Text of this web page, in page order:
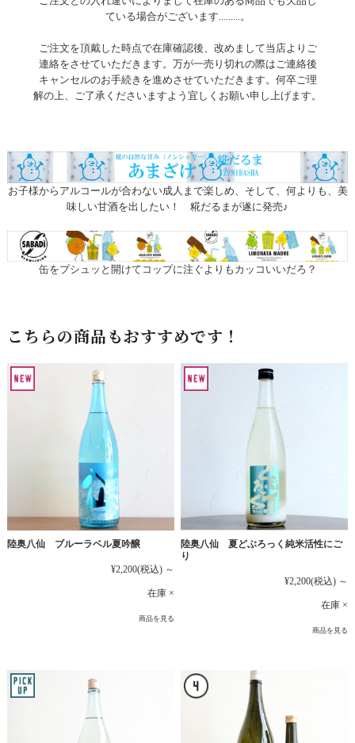
ている場合がございます.........。
ご注文を頂戴した時点で在庫確認後、改めまして当店よりご
連絡をさせていただきます。万が一売り切れの際はご連絡後
キャンセルのお手続きを進めさせていただきます。何卒ご理
解の上、ご了承くださいますよう宜しくお願い申し上げます。
お子様からアルコールが合わない成人まで楽しめ、そして、何よりも、美
味しい甘酒を出したい！ 糀だるまが遂に発売♪
缶をプシュッと開けてコップに注ぐよりもカッコいいだろ？
こちらの商品もおすすめです！
陸奥八仙 ブルーラベル夏吟醸
¥2,200(税込) ～
在庫 ×
商品を見る
陸奥八仙 夏どぶろっく純米活性にご
り
¥2,200(税込) ～
在庫 ×
商品を見る